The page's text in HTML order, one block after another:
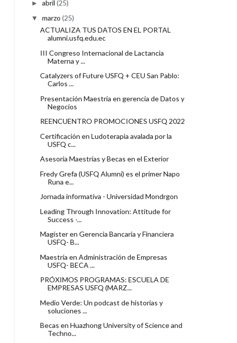
► abril (25)
▼ marzo (25)
ACTUALIZA TUS DATOS EN EL PORTAL
alumni.usfq.edu.ec
III Congreso Internacional de Lactancia
Materna y ...
Catalyzers of Future USFQ + CEU San Pablo:
Carlos ...
Presentación Maestría en gerencia de Datos y
Negocios
REENCUENTRO PROMOCIONES USFQ 2022
Certificación en Ludoterapia avalada por la
USFQ c...
Asesoría Maestrías y Becas en el Exterior
Fredy Grefa (USFQ Alumni) es el primer Napo
Runa e...
Jornada informativa - Universidad Mondrgon
Leading Through Innovation: Attitude for
Success -...
Magíster en Gerencia Bancaria y Financiera
USFQ- B...
Maestría en Administración de Empresas
USFQ- BECA ...
PRÓXIMOS PROGRAMAS: ESCUELA DE
EMPRESAS USFQ (MARZ...
Medio Verde: Un podcast de historias y
soluciones ...
Becas en Huazhong University of Science and
Techno...